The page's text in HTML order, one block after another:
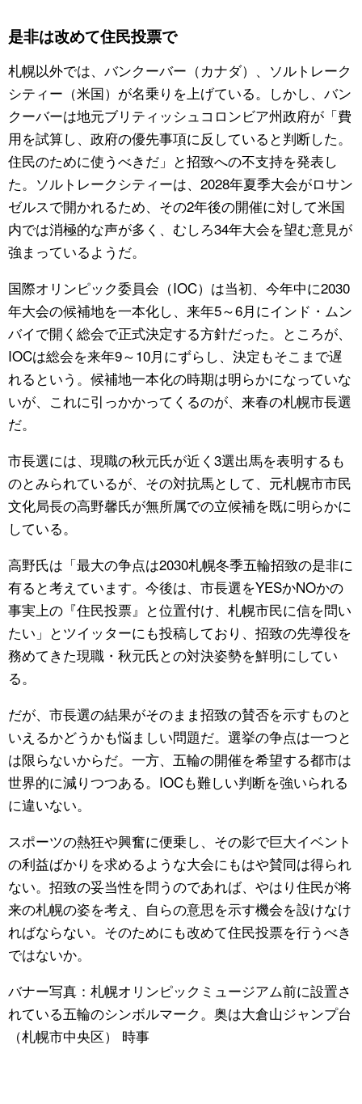
是非は改めて住民投票で
札幌以外では、バンクーバー（カナダ）、ソルトレーク
シティー（米国）が名乗りを上げている。しかし、バン
クーバーは地元ブリティッシュコロンビア州政府が「費
用を試算し、政府の優先事項に反していると判断した。
住民のために使うべきだ」と招致への不支持を発表し
た。ソルトレークシティーは、2028年夏季大会がロサン
ゼルスで開かれるため、その2年後の開催に対して米国
内では消極的な声が多く、むしろ34年大会を望む意見が
強まっているようだ。
国際オリンピック委員会（IOC）は当初、今年中に2030
年大会の候補地を一本化し、来年5～6月にインド・ムン
バイで開く総会で正式決定する方針だった。ところが、
IOCは総会を来年9～10月にずらし、決定もそこまで遅
れるという。候補地一本化の時期は明らかになっていな
いが、これに引っかかってくるのが、来春の札幌市長選
だ。
市長選には、現職の秋元氏が近く3選出馬を表明するも
のとみられているが、その対抗馬として、元札幌市市民
文化局長の高野馨氏が無所属での立候補を既に明らかに
している。
高野氏は「最大の争点は2030札幌冬季五輪招致の是非に
有ると考えています。今後は、市長選をYESかNOかの
事実上の『住民投票』と位置付け、札幌市民に信を問い
たい」とツイッターにも投稿しており、招致の先導役を
務めてきた現職・秋元氏との対決姿勢を鮮明にしてい
る。
だが、市長選の結果がそのまま招致の賛否を示すものと
いえるかどうかも悩ましい問題だ。選挙の争点は一つと
は限らないからだ。一方、五輪の開催を希望する都市は
世界的に減りつつある。IOCも難しい判断を強いられる
に違いない。
スポーツの熱狂や興奮に便乗し、その影で巨大イベント
の利益ばかりを求めるような大会にもはや賛同は得られ
ない。招致の妥当性を問うのであれば、やはり住民が将
来の札幌の姿を考え、自らの意思を示す機会を設けなけ
ればならない。そのためにも改めて住民投票を行うべき
ではないか。
バナー写真：札幌オリンピックミュージアム前に設置さ
れている五輪のシンボルマーク。奥は大倉山ジャンプ台
（札幌市中央区） 時事